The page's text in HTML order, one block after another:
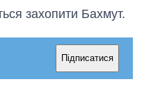
захопити Бахмут.
Підписатися